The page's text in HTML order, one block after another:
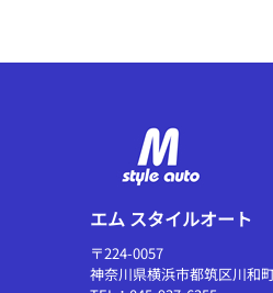
エム スタイルオート
〒224-0057
神奈川県横浜市都筑区川和